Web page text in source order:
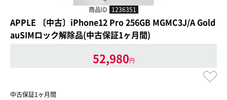
商品ID 1236351
APPLE 〔中古〕iPhone12 Pro 256GB MGMC3J/A Gold
auSIMロック解除品(中古保証1ヶ月間)
52,980円
中古保証1ヶ月間